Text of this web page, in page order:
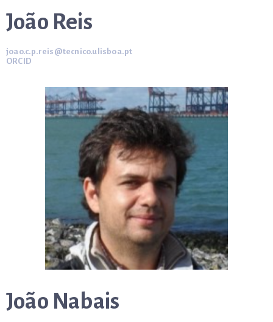
João Reis
joao.c.p.reis@tecnico.ulisboa.pt
ORCID
João Nabais